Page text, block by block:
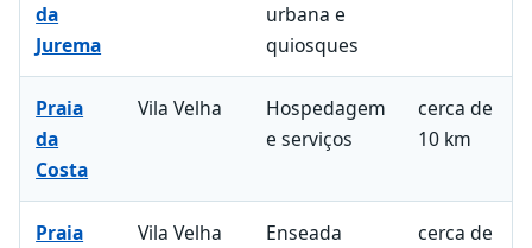
da
Jurema
urbana e
quiosques
Praia
da
Costa
Vila Velha
Hospedagem
e serviços
cerca de
10 km
Praia
Vila Velha
Enseada
cerca de